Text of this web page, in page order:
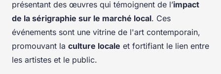
présentant des œuvres qui témoignent de l’impact
de la sérigraphie sur le marché local. Ces
événements sont une vitrine de l'art contemporain,
promouvant la culture locale et fortifiant le lien entre
les artistes et le public.